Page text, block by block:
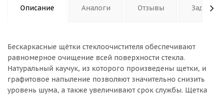
Описание Аналоги Отзывы Задать
Бескаркасные щётки стеклоочистителя обеспечивают
равномерное очищение всей поверхности стекла.
Натуральный каучук, из которого произведены щетки, и
графитовое напыление позволяют значительно снизить
уровень шума, а также увеличивают срок службы. Щетка